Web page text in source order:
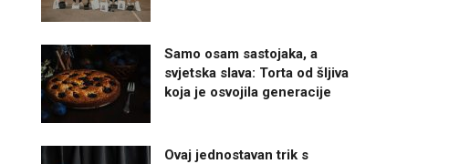
Samo osam sastojaka, a
svjetska slava: Torta od šljiva
koja je osvojila generacije
Ovaj jednostavan trik s